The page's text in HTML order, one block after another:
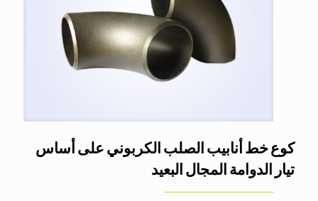
كوع خط أنابيب الصلب الكربوني على أساس
تيار الدوامة المجال البعيد